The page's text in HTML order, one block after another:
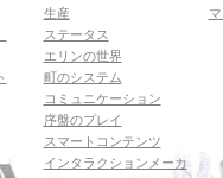
生産
ステータス
エリンの世界
町のシステム
コミュニケーション
序盤のプレイ
スマートコンテンツ
インタラクションメーカ